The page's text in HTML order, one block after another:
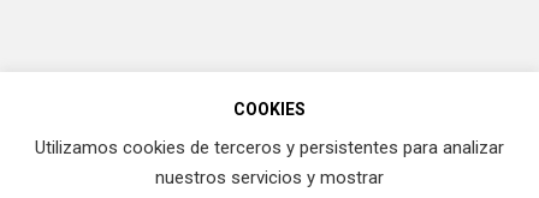
COOKIES
Utilizamos cookies de terceros y persistentes para analizar
nuestros servicios y mostrar